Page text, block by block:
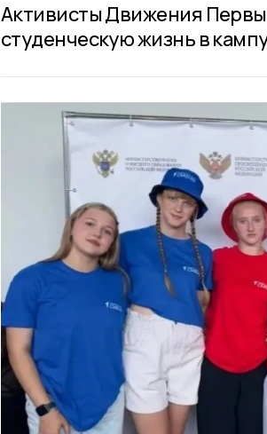
Активисты Движения
студенческую жизнь в